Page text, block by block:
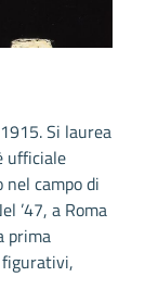
Si laurea
ufficiale
campo di
’47, a Roma
prima
figurativi,